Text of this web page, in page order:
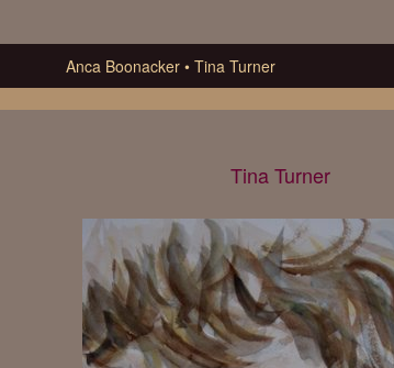
Anca Boonacker Tina Turner
Tina Turner